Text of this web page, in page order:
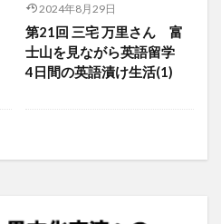
2024年8月29日
第21回 三宅 万里さん 富
士山を見ながら英語留学
4日間の英語漬け生活(1)